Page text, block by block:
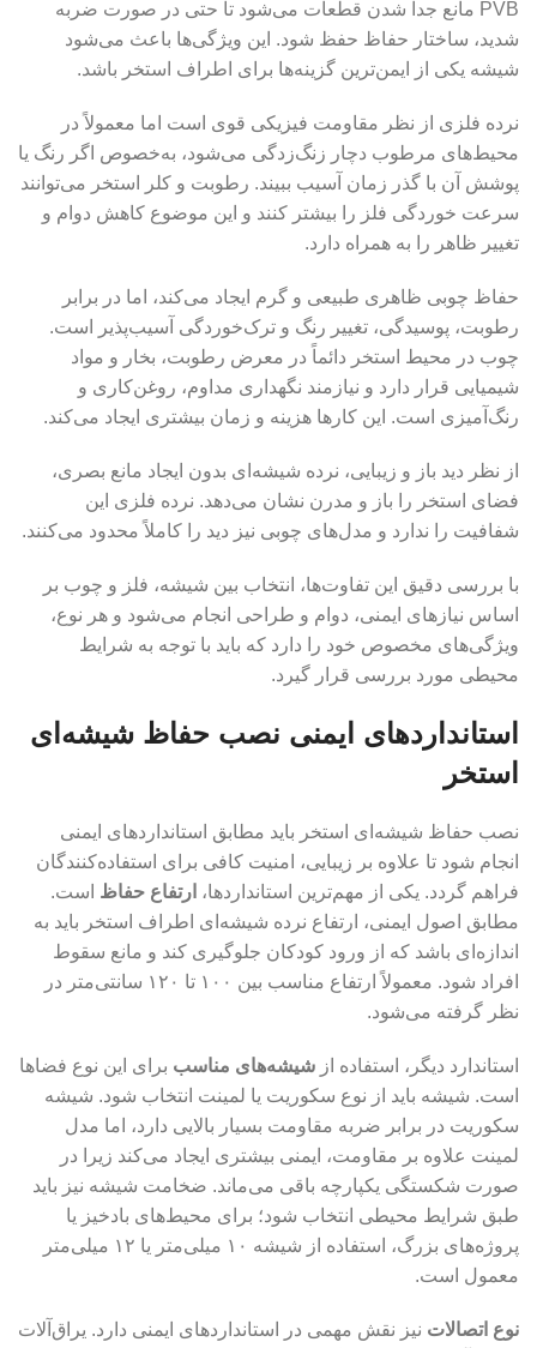
PVB مانع جدا شدن قطعات می‌شود تا حتی در صورت ضربه
شدید، ساختار حفاظ حفظ شود. این ویژگی‌ها باعث می‌شود
شیشه یکی از ایمن‌ترین گزینه‌ها برای اطراف استخر باشد.
نرده فلزی از نظر مقاومت فیزیکی قوی است اما معمولاً در
محیط‌های مرطوب دچار زنگ‌زدگی می‌شود، به‌خصوص اگر رنگ یا
پوشش آن با گذر زمان آسیب ببیند. رطوبت و کلر استخر می‌توانند
سرعت خوردگی فلز را بیشتر کنند و این موضوع کاهش دوام و
تغییر ظاهر را به همراه دارد.
حفاظ چوبی ظاهری طبیعی و گرم ایجاد می‌کند، اما در برابر
رطوبت، پوسیدگی، تغییر رنگ و ترک‌خوردگی آسیب‌پذیر است.
چوب در محیط استخر دائماً در معرض رطوبت، بخار و مواد
شیمیایی قرار دارد و نیازمند نگهداری مداوم، روغن‌کاری و
رنگ‌آمیزی است. این کارها هزینه و زمان بیشتری ایجاد می‌کند.
از نظر دید باز و زیبایی، نرده شیشه‌ای بدون ایجاد مانع بصری،
فضای استخر را باز و مدرن نشان می‌دهد. نرده فلزی این
شفافیت را ندارد و مدل‌های چوبی نیز دید را کاملاً محدود می‌کنند.
با بررسی دقیق این تفاوت‌ها، انتخاب بین شیشه، فلز و چوب بر
اساس نیازهای ایمنی، دوام و طراحی انجام می‌شود و هر نوع،
ویژگی‌های مخصوص خود را دارد که باید با توجه به شرایط
محیطی مورد بررسی قرار گیرد.
استانداردهای ایمنی نصب حفاظ شیشه‌ای
استخر
نصب حفاظ شیشه‌ای استخر باید مطابق استانداردهای ایمنی
انجام شود تا علاوه بر زیبایی، امنیت کافی برای استفاده‌کنندگان
فراهم گردد. یکی از مهم‌ترین استانداردها، ارتفاع حفاظ است.
مطابق اصول ایمنی، ارتفاع نرده شیشه‌ای اطراف استخر باید به
اندازه‌ای باشد که از ورود کودکان جلوگیری کند و مانع سقوط
افراد شود. معمولاً ارتفاع مناسب بین ۱۰۰ تا ۱۲۰ سانتی‌متر در
نظر گرفته می‌شود.
استاندارد دیگر، استفاده از شیشه‌های مناسب برای این نوع فضاها
است. شیشه باید از نوع سکوریت یا لمینت انتخاب شود. شیشه
سکوریت در برابر ضربه مقاومت بسیار بالایی دارد، اما مدل
لمینت علاوه بر مقاومت، ایمنی بیشتری ایجاد می‌کند زیرا در
صورت شکستگی یکپارچه باقی می‌ماند. ضخامت شیشه نیز باید
طبق شرایط محیطی انتخاب شود؛ برای محیط‌های بادخیز یا
پروژه‌های بزرگ، استفاده از شیشه ۱۰ میلی‌متر یا ۱۲ میلی‌متر
معمول است.
نوع اتصالات نیز نقش مهمی در استانداردهای ایمنی دارد. یراق‌آلات